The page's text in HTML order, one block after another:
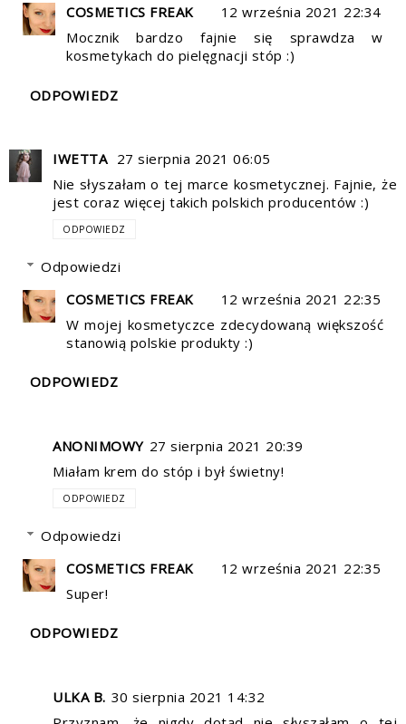
COSMETICS FREAK
12 września 2021 22:34
Mocznik bardzo fajnie się sprawdza w
kosmetykach do pielęgnacji stóp :)
ODPOWIEDZ
IWETTA 27 sierpnia 2021 06:05
Nie słyszałam o tej marce kosmetycznej. Fajnie, że
jest coraz więcej takich polskich producentów :)
ODPOWIEDZ
Odpowiedzi
COSMETICS FREAK
12 września 2021 22:35
W mojej kosmetyczce zdecydowaną większość
stanowią polskie produkty :)
ODPOWIEDZ
ANONIMOWY 27 sierpnia 2021 20:39
Miałam krem do stóp i był świetny!
ODPOWIEDZ
Odpowiedzi
COSMETICS FREAK
12 września 2021 22:35
Super!
ODPOWIEDZ
ULKA B. 30 sierpnia 2021 14:32